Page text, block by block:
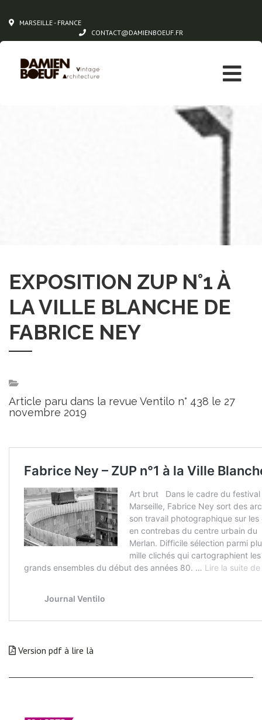
MARSEILLE - FRANCE
CONTACT@DAMIENBOEUF.FR
EXPOSITION ZUP N°1 À
LA VILLE BLANCHE DE
FABRICE NEY
Article paru dans la revue Ventilo n° 438 le 27
novembre 2019
Version pdf à lire là